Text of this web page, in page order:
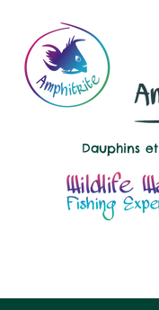
Dauphins et